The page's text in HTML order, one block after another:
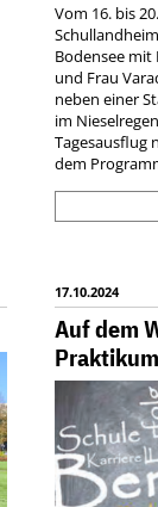
Vom 16. bis
Bodensee
und Frau
neben einer
im
Tagesausflug
dem
17.10.2024
Auf dem